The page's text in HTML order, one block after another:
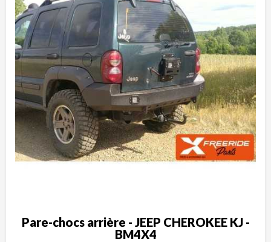
Pare-chocs arrière - JEEP CHEROKEE KJ -
BM4X4